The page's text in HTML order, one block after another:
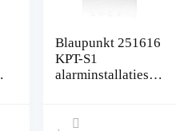
Blaupunkt 251616
KPT-S1
alarminstallaties
Rolling Code